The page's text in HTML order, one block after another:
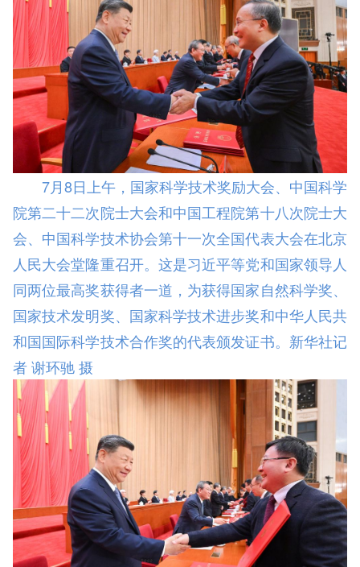
7月8日上午，国家科学技术奖励大会、中国科学
院第二十二次院士大会和中国工程院第十八次院士大
会、中国科学技术协会第十一次全国代表大会在北京
人民大会堂隆重召开。这是习近平等党和国家领导人
同两位最高奖获得者一道，为获得国家自然科学奖、
国家技术发明奖、国家科学技术进步奖和中华人民共
和国国际科学技术合作奖的代表颁发证书。新华社记
者 谢环驰 摄